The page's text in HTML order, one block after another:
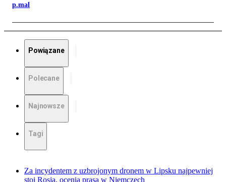
p.mal
Powiązane
Polecane
Najnowsze
Tagi
Za incydentem z uzbrojonym dronem w Lipsku najpewniej
stoi Rosja, ocenia prasa w Niemczech